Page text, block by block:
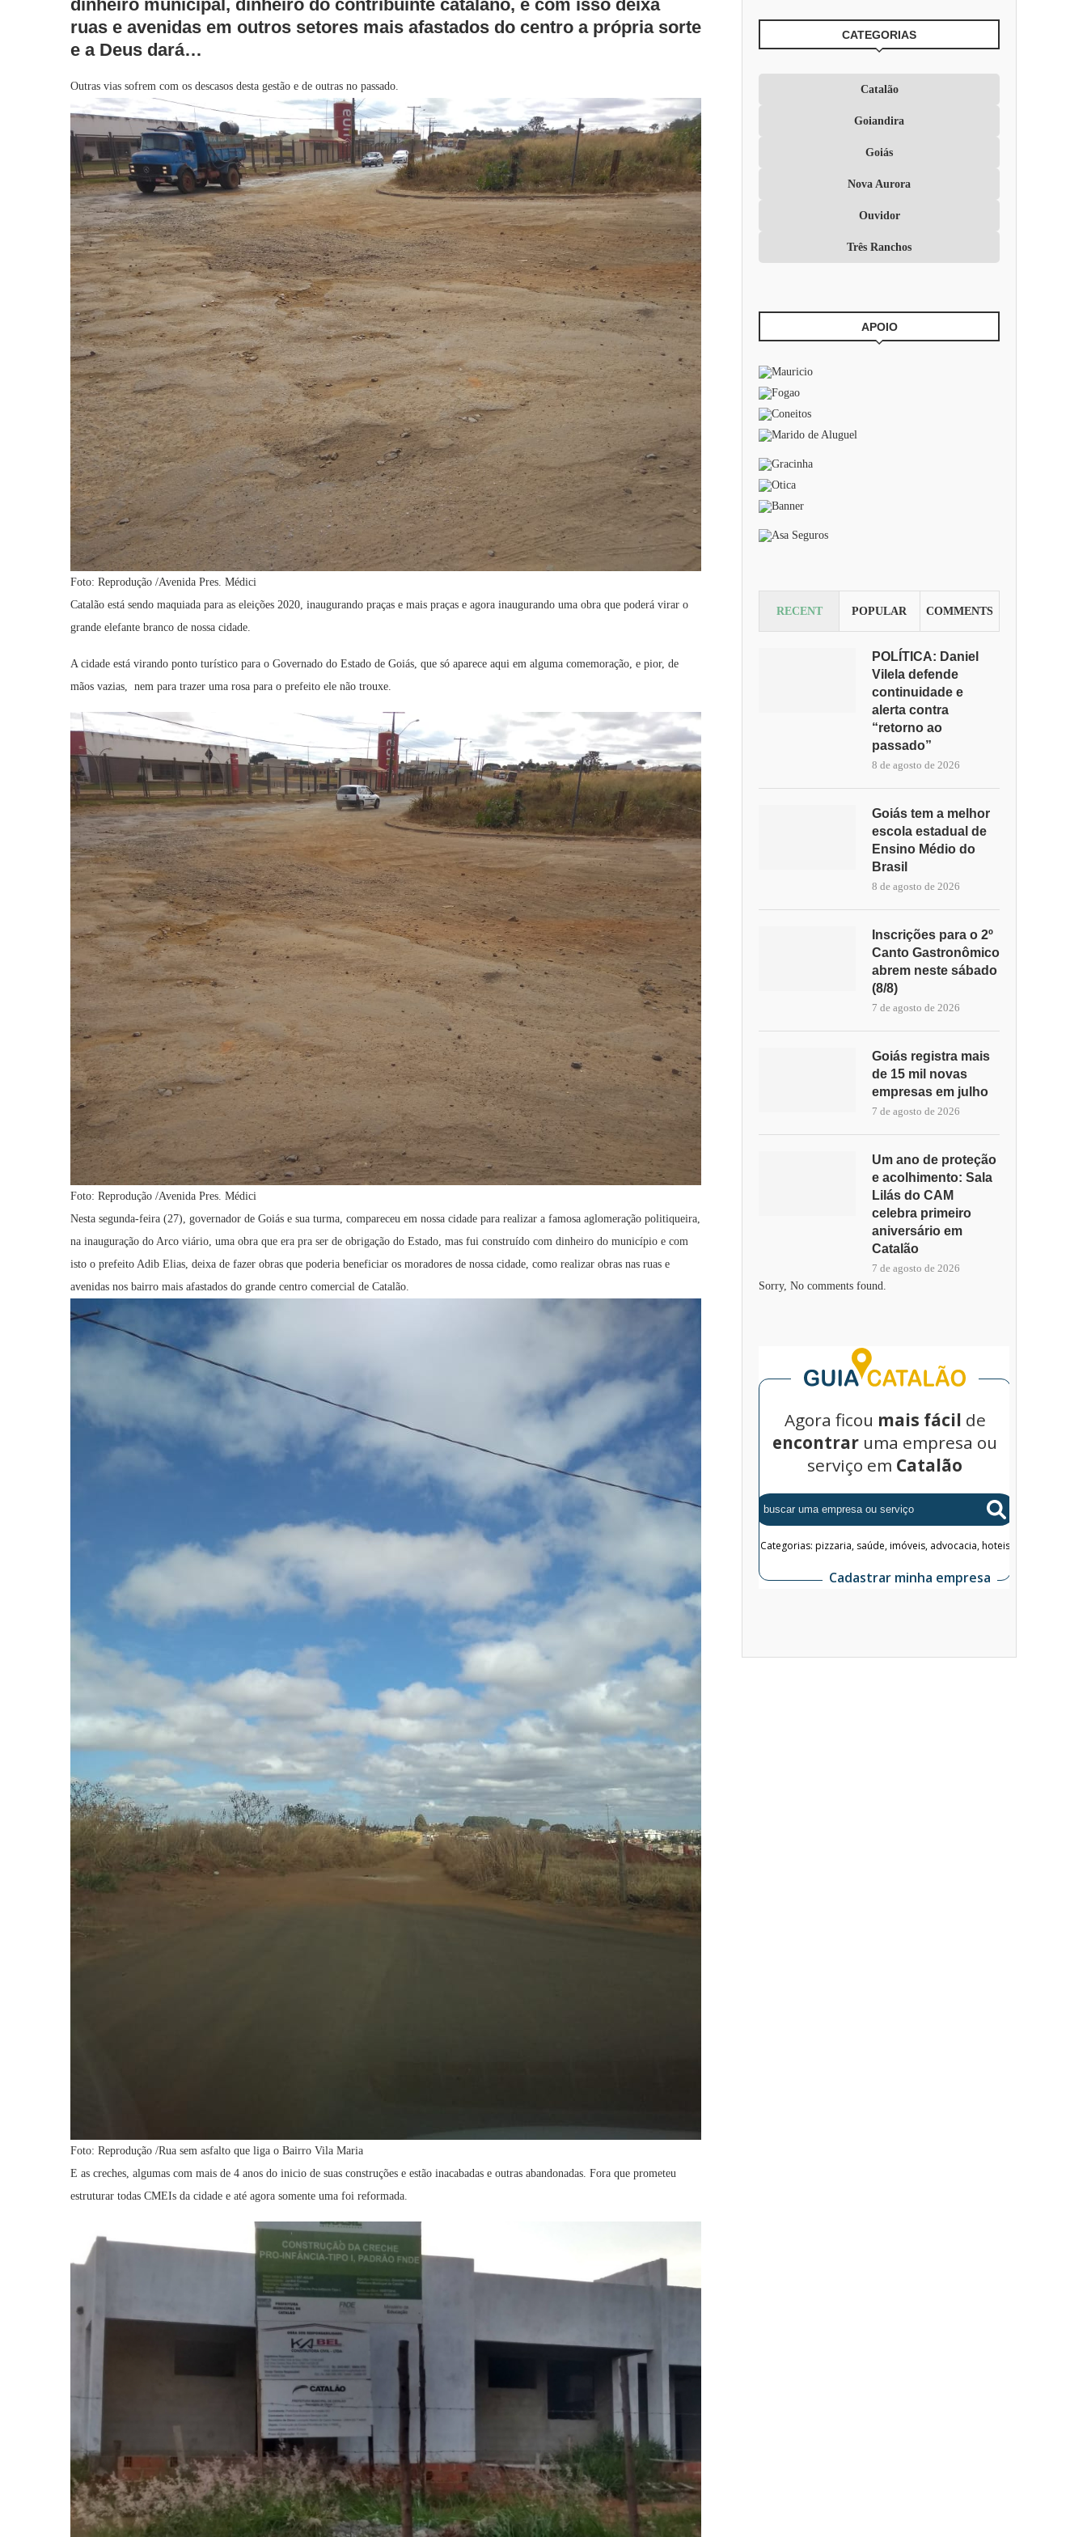
dinheiro municipal, dinheiro do contribuinte catalano, e com isso deixa
ruas e avenidas em outros setores mais afastados do centro a própria sorte
e a Deus dará…
Outras vias sofrem com os descasos desta gestão e de outras no passado.
Foto: Reprodução /Avenida Pres. Médici
Catalão está sendo maquiada para as eleições 2020, inaugurando praças e mais praças e agora inaugurando uma obra que poderá virar o
grande elefante branco de nossa cidade.
A cidade está virando ponto turístico para o Governado do Estado de Goiás, que só aparece aqui em alguma comemoração, e pior, de
mãos vazias, nem para trazer uma rosa para o prefeito ele não trouxe.
Foto: Reprodução /Avenida Pres. Médici
Nesta segunda-feira (27), governador de Goiás e sua turma, compareceu em nossa cidade para realizar a famosa aglomeração politiqueira,
na inauguração do Arco viário, uma obra que era pra ser de obrigação do Estado, mas fui construído com dinheiro do município e com
isto o prefeito Adib Elias, deixa de fazer obras que poderia beneficiar os moradores de nossa cidade, como realizar obras nas ruas e
avenidas nos bairro mais afastados do grande centro comercial de Catalão.
Foto: Reprodução /Rua sem asfalto que liga o Bairro Vila Maria
E as creches, algumas com mais de 4 anos do inicio de suas construções e estão inacabadas e outras abandonadas. Fora que prometeu
estruturar todas CMEIs da cidade e até agora somente uma foi reformada.
CATEGORIAS
Catalão
Goiandira
Goiás
Nova Aurora
Ouvidor
Três Ranchos
APOIO
RECENT POPULAR COMMENTS
POLÍTICA: Daniel
Vilela defende
continuidade e
alerta contra
“retorno ao
passado”
8 de agosto de 2026
Goiás tem a melhor
escola estadual de
Ensino Médio do
Brasil
8 de agosto de 2026
Inscrições para o 2º
Canto Gastronômico
abrem neste sábado
(8/8)
7 de agosto de 2026
Goiás registra mais
de 15 mil novas
empresas em julho
7 de agosto de 2026
Um ano de proteção
e acolhimento: Sala
Lilás do CAM
celebra primeiro
aniversário em
Catalão
7 de agosto de 2026
Sorry, No comments found.